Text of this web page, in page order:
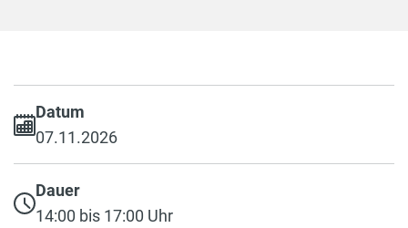
Datum
07.11.2026
Dauer
14:00 bis 17:00 Uhr